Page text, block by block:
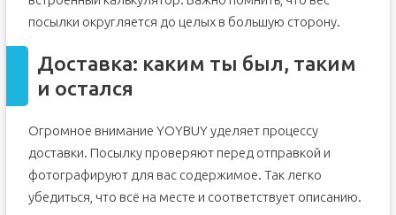
посылки округляется до целых в большую сторону.
Доставка: каким ты был, таким
и остался
Огромное внимание YOYBUY уделяет процессу
доставки. Посылку проверяют перед отправкой и
фотографируют для вас содержимое. Так легко
убедиться, что всё на месте и соответствует описанию.